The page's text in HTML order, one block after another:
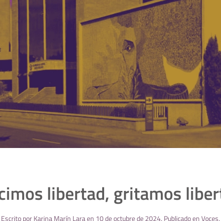
libertad, gritamos
Escrito porKarina Marín Laraen 10 de octubre de 2024. Publicado enVoces.